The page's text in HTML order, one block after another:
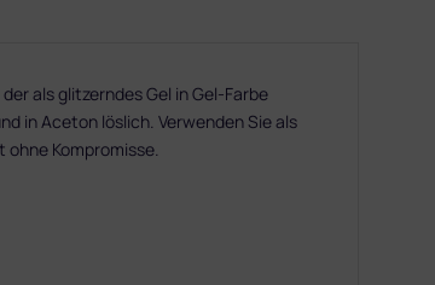
der als glitzerndes Gel in Gel-Farbe
in Aceton löslich. Verwenden Sie als
ohne Kompromisse.